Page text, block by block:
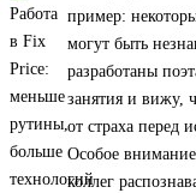
пример:
могут быть
разработаны
занятия и вижу,
от страха перед
Особое
коллег